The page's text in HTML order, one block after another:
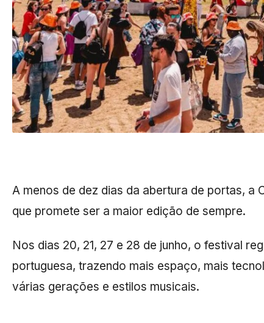
A menos de dez dias da abertura de portas,
que promete ser a maior edição de sempre.
Nos dias 20, 21, 27 e 28 de junho, o festival
portuguesa, trazendo mais espaço, mais
várias gerações e estilos musicais.